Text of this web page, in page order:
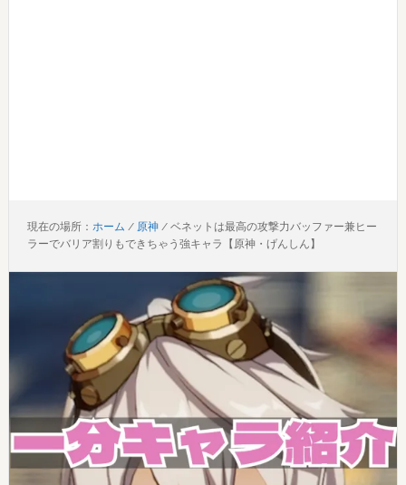
現在の場所： ホーム / 原神 /ベネットは最高の攻撃力バッファー兼ヒー
ラーでバリア割りもできちゃう強キャラ【原神・げんしん】